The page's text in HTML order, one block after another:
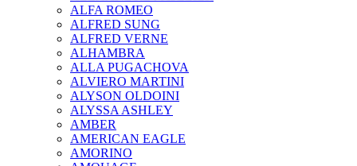
ALFA ROMEO
ALFRED SUNG
ALFRED VERNE
ALHAMBRA
ALLA PUGACHOVA
ALVIERO MARTINI
ALYSON OLDOINI
ALYSSA ASHLEY
AMBER
AMERICAN EAGLE
AMORINO